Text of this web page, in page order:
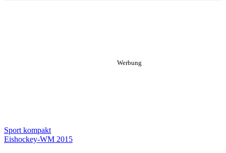
Sport kompakt
Eishockey-WM 2015